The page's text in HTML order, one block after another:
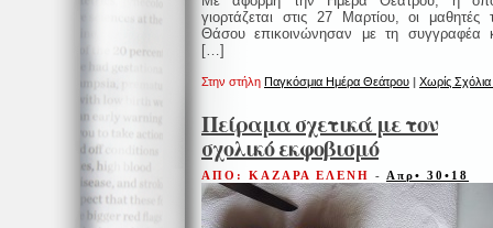
γιορτάζεται στις 27 Μαρτίου, οι μαθητές
Θάσου επικοινώνησαν με τη συγγραφέα
[…]
Στην στήλη Παγκόσμια Ημέρα Θεάτρου | Χωρίς
Πείραμα σχετικά με τον
σχολικό εκφοβισμό
ΑΠΟ: ΚΑΖΑΡΑ ΕΛΕΝΗ - Απρ• 30•18